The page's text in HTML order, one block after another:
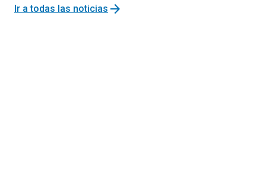
Ir a todas las noticias arrow_forward